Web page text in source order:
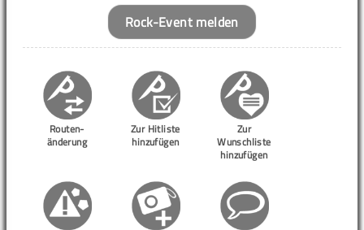
Rock-Event melden
Routen-
änderung
Zur Hitliste
hinzufügen
Zur
Wunschliste
hinzufügen